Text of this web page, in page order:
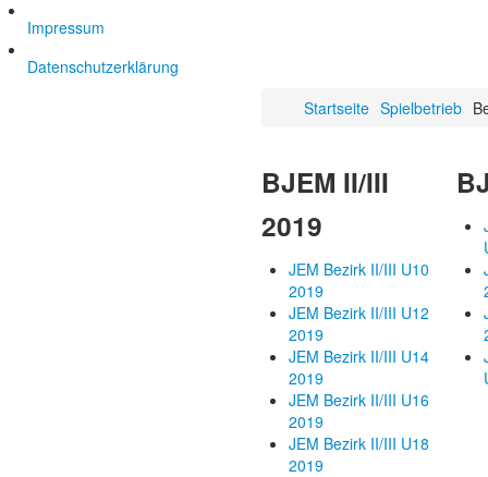
Impressum
Datenschutzerklärung
Startseite Spielbetrieb
BJEM II/III
2019
JEM Bezirk II/III U10
2019
JEM Bezirk II/III U12
2019
JEM Bezirk II/III U14
2019
JEM Bezirk II/III U16
2019
JEM Bezirk II/III U18
2019